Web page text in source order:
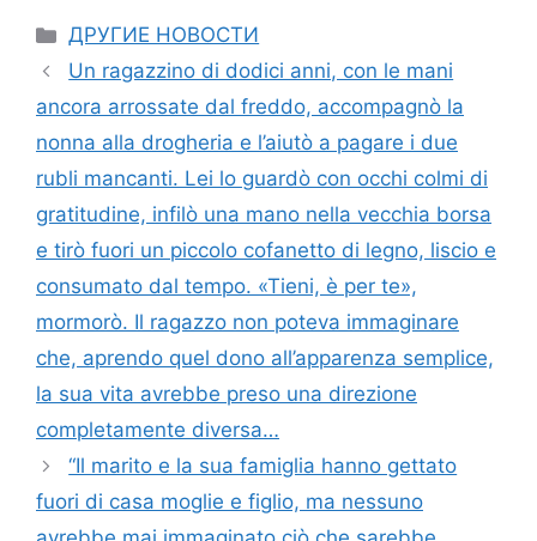
Categories
ДРУГИЕ НОВОСТИ
Un ragazzino di dodici anni, con le mani
ancora arrossate dal freddo, accompagnò la
nonna alla drogheria e l’aiutò a pagare i due
rubli mancanti. Lei lo guardò con occhi colmi di
gratitudine, infilò una mano nella vecchia borsa
e tirò fuori un piccolo cofanetto di legno, liscio e
consumato dal tempo. «Tieni, è per te»,
mormorò. Il ragazzo non poteva immaginare
che, aprendo quel dono all’apparenza semplice,
la sua vita avrebbe preso una direzione
completamente diversa…
“Il marito e la sua famiglia hanno gettato
fuori di casa moglie e figlio, ma nessuno